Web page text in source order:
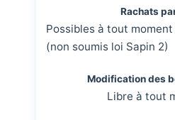
Rachats
Possibles à tout
(non soumis loi Sapin 2)
Modification des
Libre à tout